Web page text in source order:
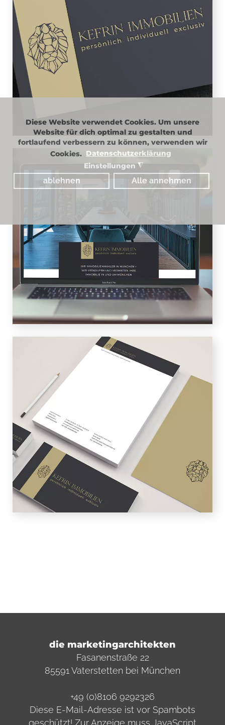
Diese Website verwendet Cookies. Um unsere
Website für dich optimal zu gestalten und
fortlaufend verbessern zu können, verwenden wir
Cookies. Datenschutzerklärung
Einstellungen ◮
ablehnen Alle annehmen
LOGO
Das Logo der Immobilienmaklerin ist
edel, stark und empathisch wie die
Unternehmerin selbst. Der Löwe steht
als ein Sinnbild für naturgegebene
Stärke und Gewandtheit.
WEBSITE
Mit Herzblut haben wir einen neuen
suchmaschinenoptimiert. Ganz
individuell haben wir die
Besonderheiten des Unternehmens
herausgearbeitet und im Design
sichtbar gemacht.
GESCHÄFTSAUSSTATTUNG
Wir sorgen dafür, dass die
Außendarstellung des Unternehmens
auch auf dem Papier bestens zur
Corporate Identity passt.
die marketingarchitekten
Fasanenstraße 22
85591 Vaterstetten bei München
+49 (0)8106 9292326
Diese E-Mail-Adresse ist vor Spambots
geschützt! Zur Anzeige muss JavaScript